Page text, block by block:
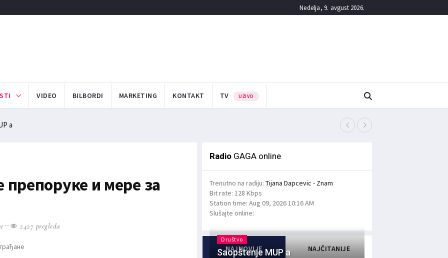
Nedelja, 9. avgust 2026.
VIDEO BILBORDI MARKETING KONTAKT TV UŽIVO
a 7/08/2026
препоруке и мере за
2427 pregleda
Radio GAGA online
Trenutno na radiju: Tijana Dapcevic - Znam
Bit rate: 128 Kbps
Station time: Aug 09, 202610:16 AM
Slušajte online:
NAJNOVIJE NAJČITANIJE
Društvo
Saopštenje MUP a